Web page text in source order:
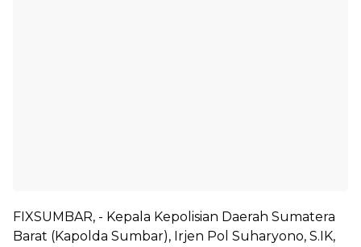
FIXSUMBAR, - Kepala Kepolisian Daerah Sumatera
Barat (Kapolda Sumbar), Irjen Pol Suharyono, S.IK,